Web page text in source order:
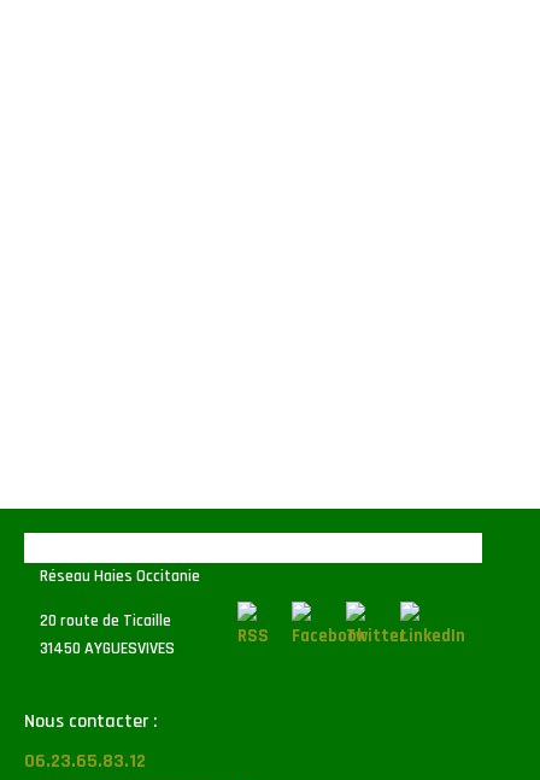
Réseau Haies Occitanie
20 route de Ticaille
31450 AYGUESVIVES
Nous contacter :
06.23.65.83.12